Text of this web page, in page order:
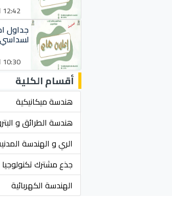
12:42
جداول
10:30
أقسام الكلية
هندسة ميكانيكية
هندسة الطرائق و
الري و الهندسة
جذع مشترك تكنولوجيا
الهندسة الكهربائية